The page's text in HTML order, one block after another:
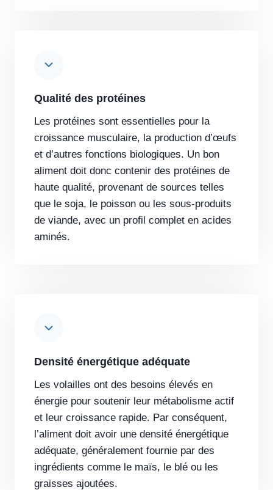
Qualité des protéines
Les protéines sont essentielles pour la
croissance musculaire, la production d’œufs
et d’autres fonctions biologiques. Un bon
aliment doit donc contenir des protéines de
haute qualité, provenant de sources telles
que le soja, le poisson ou les sous-produits
de viande, avec un profil complet en acides
aminés.
Densité énergétique adéquate
Les volailles ont des besoins élevés en
énergie pour soutenir leur métabolisme actif
et leur croissance rapide. Par conséquent,
l’aliment doit avoir une densité énergétique
adéquate, généralement fournie par des
ingrédients comme le maïs, le blé ou les
graisses ajoutées.